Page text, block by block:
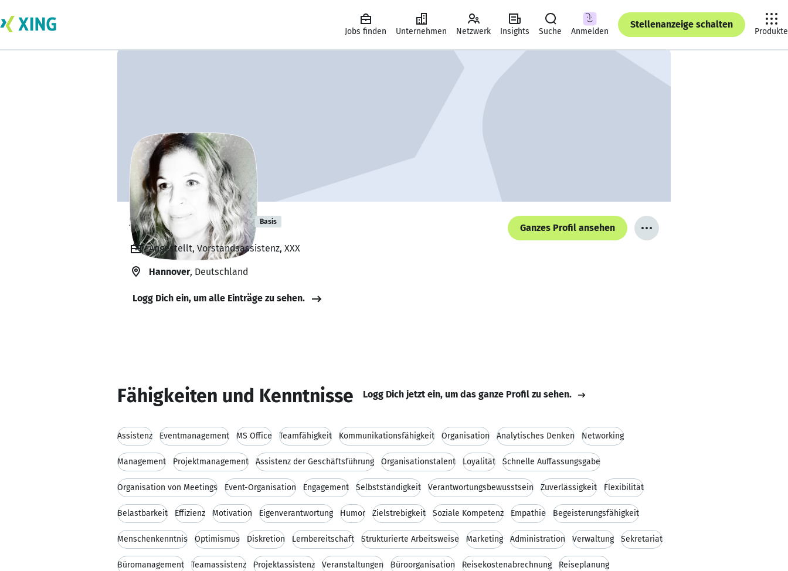
Jobs finden Unternehmen Netzwerk Insights Suche Anmelden
Stellenanzeige schalten
Produkte
Silke Lex-Nikohl Basis
Ganzes Profil ansehen
Angestellt, Vorstandsassistenz, XXX
Hannover, Deutschland
Logg Dich ein, um alle Einträge zu sehen.
Fähigkeiten und Kenntnisse Logg Dich jetzt ein, um das ganze Profil zu sehen.
Assistenz Eventmanagement MS Office Teamfähigkeit Kommunikationsfähigkeit Organisation Analytisches Denken Networking
Management Projektmanagement Assistenz der Geschäftsführung Organisationstalent Loyalität Schnelle Auffassungsgabe
Organisation von Meetings Event-Organisation Engagement Selbstständigkeit Verantwortungsbewusstsein Zuverlässigkeit Flexibilität
Belastbarkeit Effizienz Motivation Eigenverantwortung Humor Zielstrebigkeit Soziale Kompetenz Empathie Begeisterungsfähigkeit
Menschenkenntnis Optimismus Diskretion Lernbereitschaft Strukturierte Arbeitsweise Marketing Administration Verwaltung Sekretariat
Büromanagement Teamassistenz Projektassistenz Veranstaltungen Büroorganisation Reisekostenabrechnung Reiseplanung